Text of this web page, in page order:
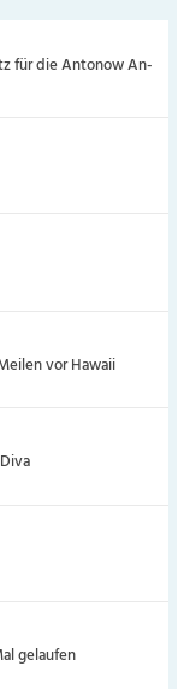
für die Antonow An-
vor Hawaii
gelaufen